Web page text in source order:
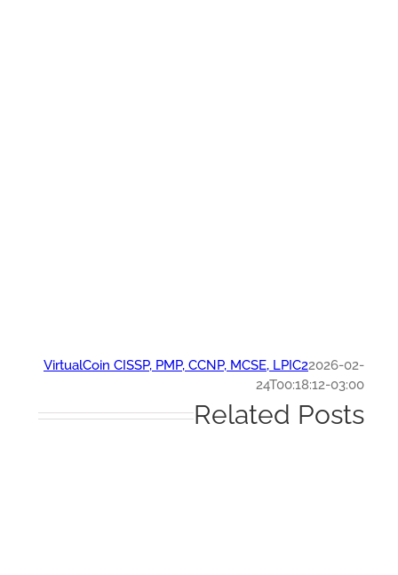
VirtualCoin CISSP, PMP, CCNP, MCSE, LPIC22026-
24T00:18:12-
Related